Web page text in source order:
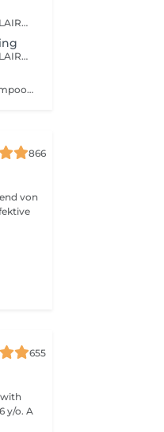
TRAITEMENTS JAPONAIS – L’EXCELLENCE DU SOIN CAPILLAIRE Découvrez un univers de soins capillaires japonais haut de gamme, reconnus pour leur technologie avancée et leurs résultats exceptionnels. Des traitements sur-mesure conçus pour répondre aux besoins spécifiques de chaque chevelure : hydratation, réparation, discipline, cuir chevelu ou nutrition . Chaque traitement agit au cœur de la fibre capillaire pour révéler des cheveux visiblement plus sains, brillants et soyeux. -Nos différentes lignes de traitements : SMOOTH (Collagène) Pour les cheveux emmêlés, ternes ou difficiles à coiffer. • Démêle instantanément • Lisse la fibre capillaire • Apporte douceur et brillance • Toucher léger et soyeux REPAIR (CMADK / Kératine) Pour les cheveux sensibilisés, cassants ou très abîmés. • Répare intensément • Renforce la structure interne du cheveu • Reconstruit la fibre en profondeur • Redonne force et élasticité ANTI-FRIZZ (Céramides / 18-MEA) Pour les cheveux indisciplinés, sensibilisés à l’humidité. • Contrôle les frisottis • Réduit le volume excessif • Protège de l’humidité • Facilite le coiffage • Apporte souplesse et brillance SCALP (Hyaluron / Agents Purifiants) Pour rééquilibrer et purifier le cuir chevelu. Idéal en cas de démangeaisons, pellicules, sécheresse ou excès de sébum. • Apaise le cuir chevelu • Purifie en douceur • Rééquilibre la barrière protectrice naturelle • Favorise un environnement sain pour la pousse Veuillez noter : les tarifs peuvent varier selon la longueur des cheveux, la quantité de produit nécessaire et la complexité de la prestation. Supplément possible à partir de +15€. Pour toute demande spécifique, merci de nous contacter.
TRAITEMENTS JAPONAIS – L’EXCELLENCE DU SOIN CAPILLAIRE Découvrez un univers de soins capillaires japonais haut de gamme, reconnus pour leur technologie avancée et leurs résultats exceptionnels. Des traitements sur-mesure conçus pour répondre aux besoins spécifiques de chaque chevelure : hydratation, réparation, discipline, cuir chevelu ou nutrition . Chaque traitement agit au cœur de la fibre capillaire pour révéler des cheveux visiblement plus sains, brillants et soyeux. -Nos différentes lignes de traitements : SMOOTH (Collagène) Pour les cheveux emmêlés, ternes ou difficiles à coiffer. • Démêle instantanément • Lisse la fibre capillaire • Apporte douceur et brillance • Toucher léger et soyeux REPAIR (CMADK / Kératine) Pour les cheveux sensibilisés, cassants ou très abîmés. • Répare intensément • Renforce la structure interne du cheveu • Reconstruit la fibre en profondeur • Redonne force et élasticité ANTI-FRIZZ (Céramides / 18-MEA) Pour les cheveux indisciplinés, sensibilisés à l’humidité. • Contrôle les frisottis • Réduit le volume excessif • Protège de l’humidité • Facilite le coiffage • Apporte souplesse et brillance SCALP (Hyaluron / Agents Purifiants) Pour rééquilibrer et purifier le cuir chevelu. Idéal en cas de démangeaisons, pellicules, sécheresse ou excès de sébum. • Apaise le cuir chevelu • Purifie en douceur • Rééquilibre la barrière protectrice naturelle • Favorise un environnement sain pour la pousse Veuillez noter : les tarifs peuvent varier selon la longueur des cheveux, la quantité de produit nécessaire et la complexité de la prestation. Supplément possible à partir de +15€. Pour toute demande spécifique, merci de nous contacter.
Coupe courte (du dessus des oreilles jusqu’au menton) Shampooing • Soin • Coupe • Brushing • Styling (Le soin est inclus dans le protocole de cette prestation. Le tarif n’est pas modifiable si la cliente choisit de ne pas le réaliser.) Tarif adapté selon les caractéristiques de la prestation.
866
von
655
with
o. A